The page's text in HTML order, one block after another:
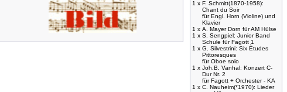
1 x F. Schmitt(1870-1958):
Chant du Soir
für Engl. Horn (Violine) und
Klavier
1 x A. Mayer Dorn für AM Hülse
1 x S. Sengpiel: Junior Band
Schule für Fagott 1
1 x G. Silvestrini: Six Ètudes
Pittoresques
für Oboe solo
1 x Joh.B. Vanhal: Konzert C-
Dur Nr. 2
für Fagott + Orchester - KA
1 x C. Nauheim(*1970): Lieder